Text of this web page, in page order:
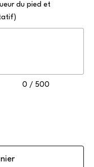
du pied et
0 / 500